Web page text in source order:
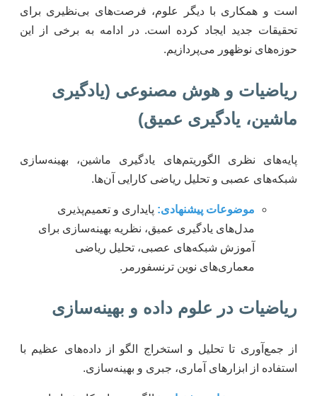
است و همکاری با دیگر علوم، فرصت‌های بی‌نظیری برای
تحقیقات جدید ایجاد کرده است. در ادامه به برخی از این
حوزه‌های نوظهور می‌پردازیم.
ریاضیات و هوش مصنوعی (یادگیری
ماشین، یادگیری عمیق)
پایه‌های نظری الگوریتم‌های یادگیری ماشین، بهینه‌سازی
شبکه‌های عصبی و تحلیل ریاضی کارایی آن‌ها.
موضوعات پیشنهادی: پایداری و تعمیم‌پذیری
مدل‌های یادگیری عمیق، نظریه بهینه‌سازی برای
آموزش شبکه‌های عصبی، تحلیل ریاضی
معماری‌های نوین ترنسفورمر.
ریاضیات در علوم داده و بهینه‌سازی
از جمع‌آوری تا تحلیل و استخراج الگو از داده‌های عظیم با
استفاده از ابزارهای آماری، جبری و بهینه‌سازی.